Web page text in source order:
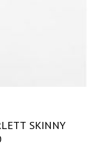
SKINNY